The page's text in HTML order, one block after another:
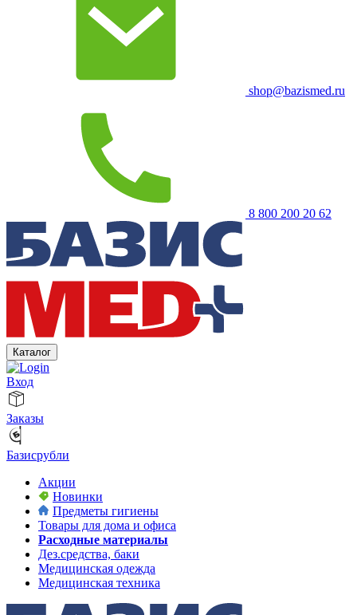
shop@bazismed.ru
8 800 200 20 62
Каталог
Вход
Заказы
Базисрубли
Акции
Новинки
Предметы гигиены
Товары для дома и офиса
Расходные материалы
Дез.средства, баки
Медицинская одежда
Медицинская техника